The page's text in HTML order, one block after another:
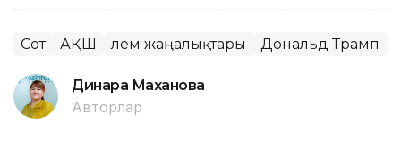
Сот АҚШ Әлем жаңалықтары Дональд Трамп
Динара Маханова
Авторлар